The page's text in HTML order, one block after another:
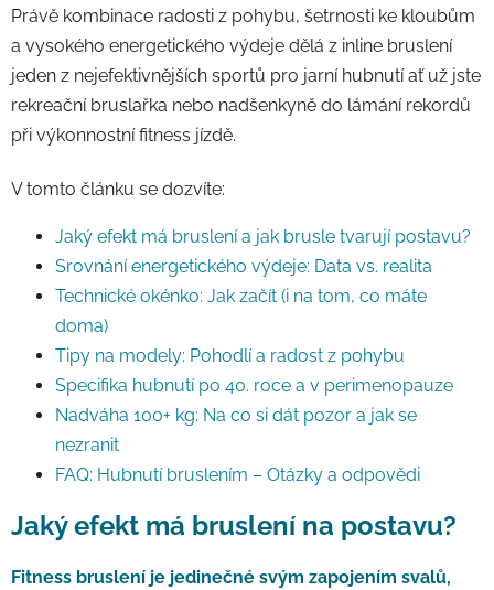
Právě kombinace radosti z pohybu, šetrnosti ke kloubům
a vysokého energetického výdeje dělá z inline bruslení
jeden z nejefektivnějších sportů pro jarní hubnutí ať už jste
rekreační bruslařka nebo nadšenkyně do lámání rekordů
při výkonnostní fitness jízdě.
V tomto článku se dozvíte:
Jaký efekt má bruslení a jak brusle tvarují postavu?
Srovnání energetického výdeje: Data vs. realita
Technické okénko: Jak začít (i na tom, co máte
doma)
Tipy na modely: Pohodlí a radost z pohybu
Specifika hubnutí po 40. roce a v perimenopauze
Nadváha 100+ kg: Na co si dát pozor a jak se
nezranit
FAQ: Hubnutí bruslením – Otázky a odpovědi
Jaký efekt má bruslení na postavu?
Fitness bruslení je jedinečné svým zapojením svalů,